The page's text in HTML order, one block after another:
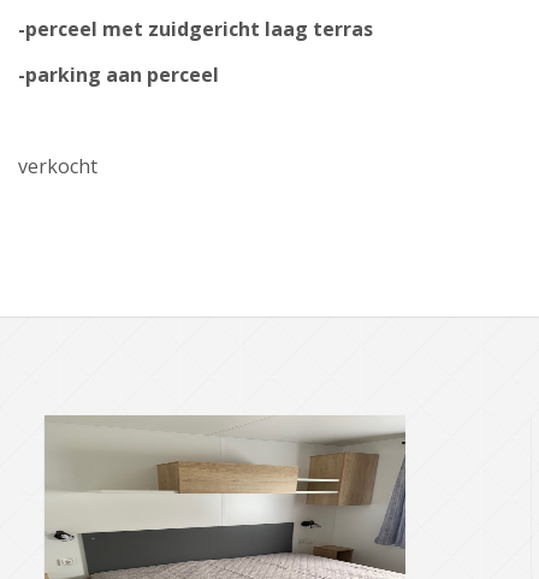
-perceel met zuidgericht laag terras
-parking aan perceel
verkocht